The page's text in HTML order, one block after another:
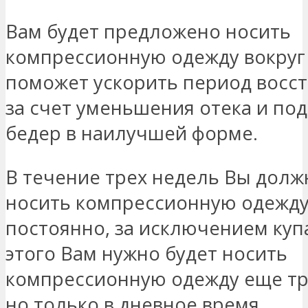
Вам будет предложено носить
компрессионную одежду
поможет ускорить период
за счет уменьшения отека и
бедер в наилучшей форме.
В течение трех недель Вы
носить компрессионную
постоянно, за исключением
этого Вам нужно будет носить
компрессионную одежду еще